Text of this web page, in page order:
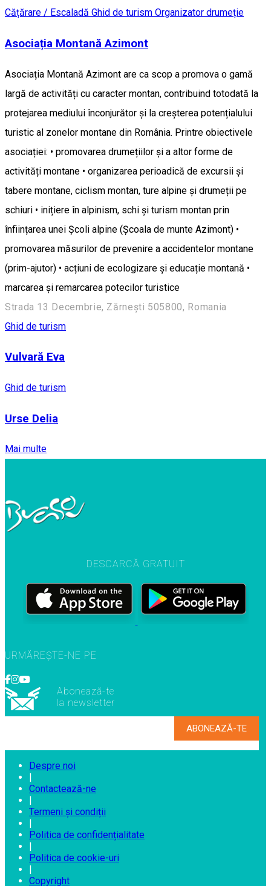
Cățărare / Escaladă Ghid de turism Organizator drumeție
Asociația Montană Azimont
Asociația Montană Azimont are ca scop a promova o gamă
largă de activități cu caracter montan, contribuind totodată la
protejarea mediului înconjurător și la creșterea potențialului
turistic al zonelor montane din România. Printre obiectivele
asociației: • promovarea drumețiilor și a altor forme de
activități montane • organizarea perioadică de excursii și
tabere montane, ciclism montan, ture alpine și drumeții pe
schiuri • inițiere în alpinism, schi și turism montan prin
înființarea unei Școli alpine (Școala de munte Azimont) •
promovarea măsurilor de prevenire a accidentelor montane
(prim-ajutor) • acțiuni de ecologizare și educație montană •
marcarea și remarcarea potecilor turistice
Strada 13 Decembrie, Zărnești 505800, Romania
Ghid de turism
Vulvară Eva
Ghid de turism
Urse Delia
Mai multe
DESCARCĂ GRATUIT
URMĂREȘTE-NE PE
Abonează-te
la newsletter
Despre noi
|
Contactează-ne
|
Termeni și condiții
|
Politica de confidențialitate
|
Politica de cookie-uri
|
Copyright